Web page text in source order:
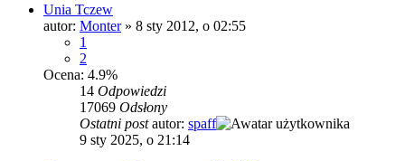
Unia Tczew
autor: Monter» 8 sty 2012, o 02:55
1
2
Ocena: 4.9%
14 Odpowiedzi
17069 Odsłony
Ostatni postautor: spaff
9 sty 2025, o 21:14